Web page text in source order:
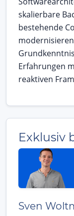
skalierbare
bestehende
Erfahrungen
reaktiven
Exklusiv
Sven